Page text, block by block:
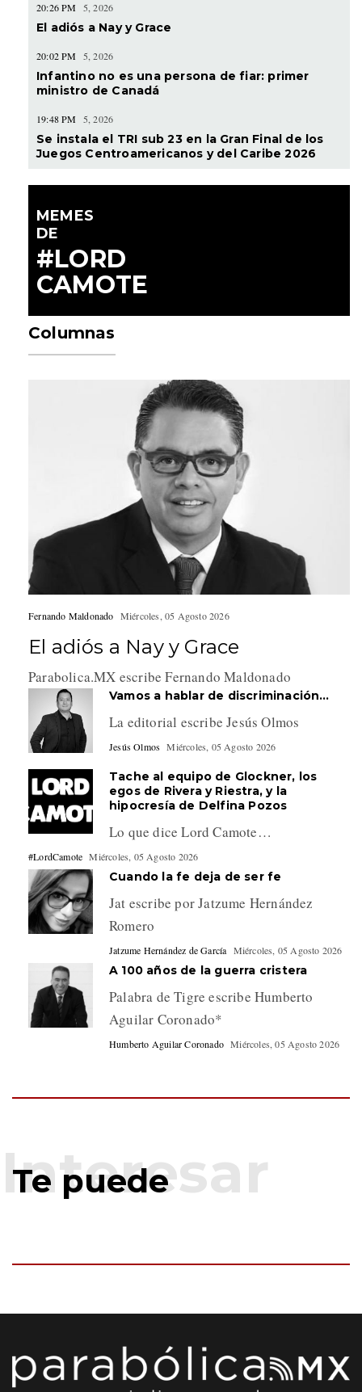
20:26 PM 5, 2026
El adiós a Nay y Grace
20:02 PM 5, 2026
Infantino no es una persona de fiar: primer
ministro de Canadá
19:48 PM 5, 2026
Se instala el TRI sub 23 en la Gran Final de los
Juegos Centroamericanos y del Caribe 2026
MEMES
DE
#LORD
CAMOTE
Columnas
Fernando Maldonado Miércoles, 05 Agosto 2026
El adiós a Nay y Grace
Parabolica.MX escribe Fernando Maldonado
Vamos a hablar de discriminación…
La editorial escribe Jesús Olmos
Jesús Olmos Miércoles, 05 Agosto 2026
Tache al equipo de Glockner, los
egos de Rivera y Riestra, y la
hipocresía de Delfina Pozos
Lo que dice Lord Camote…
#LordCamote Miércoles, 05 Agosto 2026
Cuando la fe deja de ser fe
Jat escribe por Jatzume Hernández
Romero
Jatzume Hernández de García Miércoles, 05 Agosto 2026
A 100 años de la guerra cristera
Palabra de Tigre escribe Humberto
Aguilar Coronado*
Humberto Aguilar Coronado Miércoles, 05 Agosto 2026
Te puede